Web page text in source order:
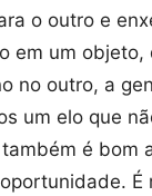
o outro e
em um objeto,
no outro, a
um elo que
é bom
É